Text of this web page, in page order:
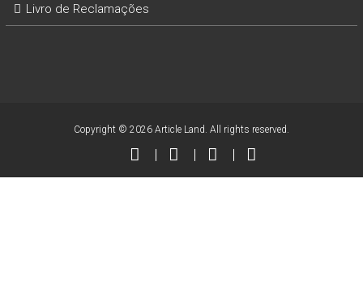
Livro de Reclamações
Copyright © 2026 Article Land. All rights reserved.